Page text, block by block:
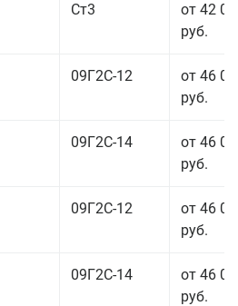
Ст3
от 42
руб.
09Г2С-12
от 46
руб.
09Г2С-14
от 46
руб.
09Г2С-12
от 46
руб.
09Г2С-14
от 46
руб.